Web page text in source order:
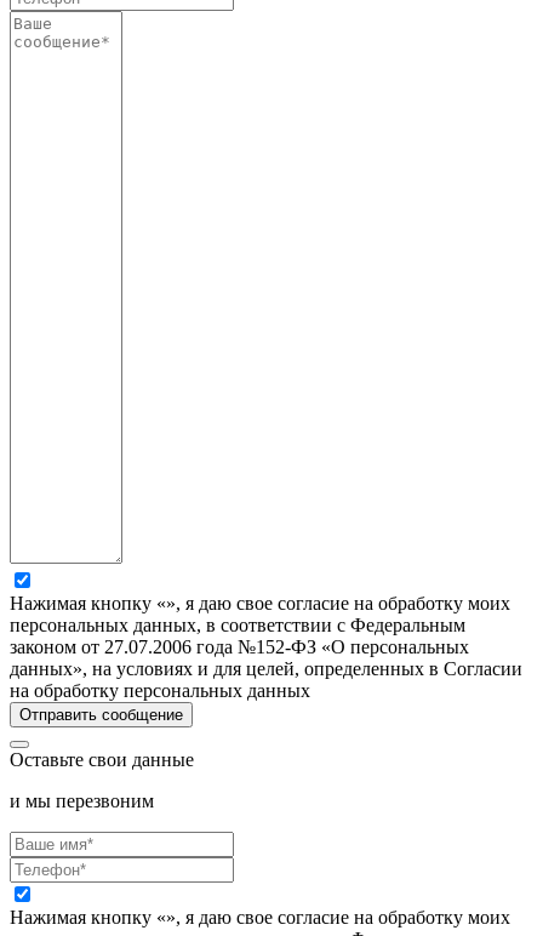
Нажимая кнопку «», я даю свое согласие на обработку моих
персональных данных, в соответствии с Федеральным
законом от 27.07.2006 года №152-ФЗ «О персональных
данных», на условиях и для целей, определенных в Согласии
на обработку персональных данных
Оставьте свои данные
и мы перезвоним
Нажимая кнопку «», я даю свое согласие на обработку моих